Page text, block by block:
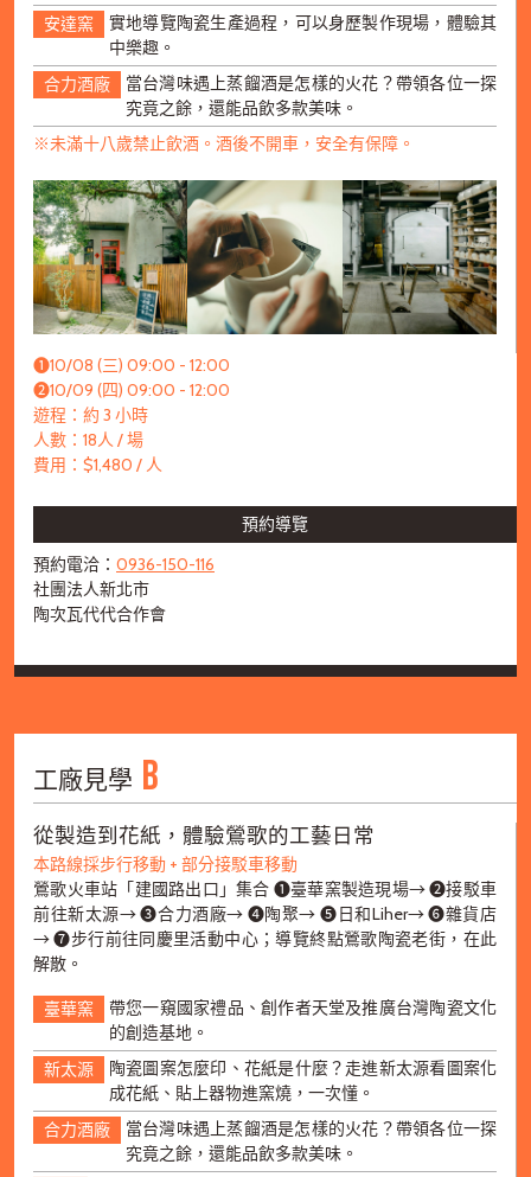
安達窯
實地導覽陶瓷生產過程，可以身歷製作現場，體驗其
中樂趣。
合力酒廠
當台灣味遇上蒸餾酒是怎樣的火花？帶領各位一探
究竟之餘，還能品飲多款美味。
※未滿十八歲禁止飲酒。酒後不開車，安全有保障。
➊10/08 (三) 09:00 - 12:00
➋10/09 (四) 09:00 - 12:00
遊程：約 3 小時
人數：18人 / 場
費用：$1,480 / 人
預約導覽
預約電洽： 0936-150-116
社團法人新北市
陶次瓦代代合作會
工廠見學 B
從製造到花紙，體驗鶯歌的工藝日常
本路線採步行移動 + 部分接駁車移動
鶯歌火車站「建國路出口」集合 ➊臺華窯製造現場→ ➋接駁車
前往新太源→ ➌合力酒廠→ ➍陶聚→ ➎日和Liher→ ➏雜貨店
→ ➐步行前往同慶里活動中心；導覽終點鶯歌陶瓷老街，在此
解散。
臺華窯
帶您一窺國家禮品、創作者天堂及推廣台灣陶瓷文化
的創造基地。
新太源
陶瓷圖案怎麼印、花紙是什麼？走進新太源看圖案化
成花紙、貼上器物進窯燒，一次懂。
合力酒廠
當台灣味遇上蒸餾酒是怎樣的火花？帶領各位一探
究竟之餘，還能品飲多款美味。